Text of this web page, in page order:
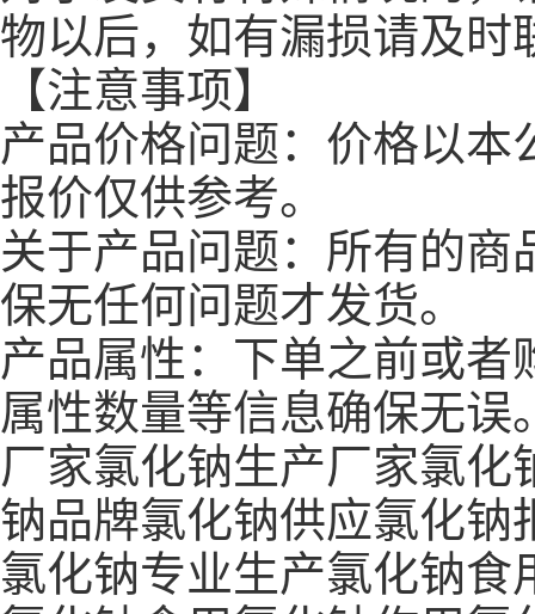
物以后，如有漏损请及时
【注意事项】
产品价格问题：价格以
报价仅供参考。
关于产品问题：所有的
保无任何问题才发货。
产品属性：下单之前或
属性数量等信息确保无误
厂家氯化钠生产厂家氯
钠品牌氯化钠供应氯化钠
氯化钠专业生产氯化钠食